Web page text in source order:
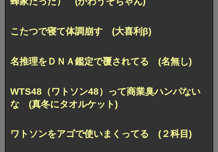
こたつで寝て体調崩す (大喜利β)
名推理をＤＮＡ鑑定で覆されてる (名無し)
WTS48（ワトソン48）って商業臭ハンパない
な (真冬にタオルケット)
ワトソンをアゴで使いまくってる (２科目)